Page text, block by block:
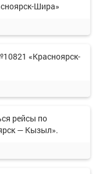
Шира»
«Красноярск-
рейсы по
— Кызыл».